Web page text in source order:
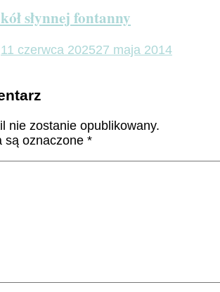
słynnej fontanny
11 czerwca 202527 maja 2014
nie zostanie opublikowany.
są oznaczone *